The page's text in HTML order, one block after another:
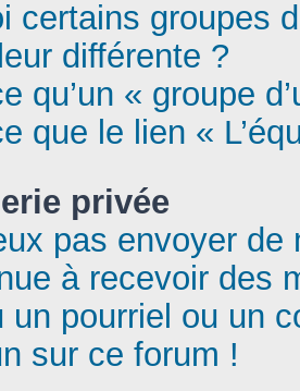
certains groupes
différente ?
qu’un « groupe
que le lien «
privée
pas envoyer de
à recevoir des
un pourriel ou un
sur ce forum !